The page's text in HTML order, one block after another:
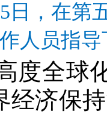
日，在第
作人员指
度全球
经济保